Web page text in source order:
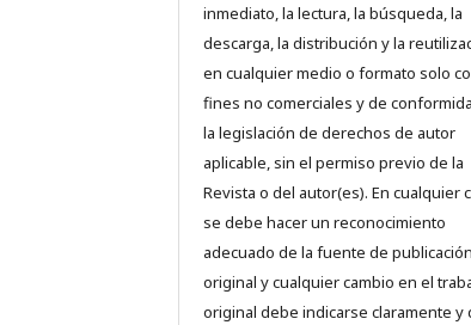
inmediato, la lectura, la búsqueda, la
descarga, la distribución y la
en cualquier medio o formato solo
fines no comerciales y de
la legislación de derechos de autor
aplicable, sin el permiso previo de la
Revista o del autor(es). En cualquier
se debe hacer un reconocimiento
adecuado de la fuente de publicación
original y cualquier cambio en el
original debe indicarse claramente y